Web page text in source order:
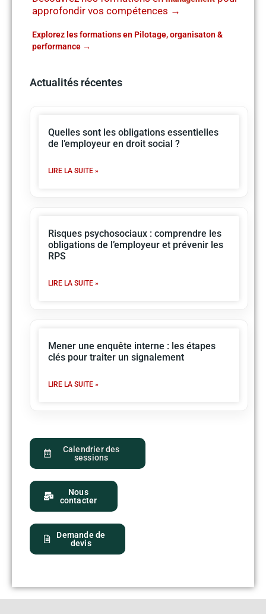
approfondir vos compétences →
Explorez les formations en Pilotage, organisaton &
performance
Actualités récentes
Quelles sont les obligations essentielles
de l’employeur en droit social ?
LIRE LA SUITE »
Risques psychosociaux : comprendre les
obligations de l’employeur et prévenir les
RPS
LIRE LA SUITE »
Mener une enquête interne : les étapes
clés pour traiter un signalement
LIRE LA SUITE »
Demande de
devis
Calendrier des
sessions
Nous
contacter